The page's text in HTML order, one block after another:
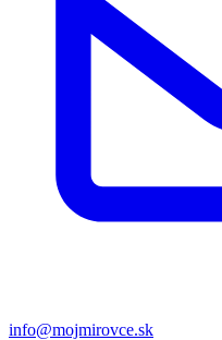
info@mojmirovce.sk